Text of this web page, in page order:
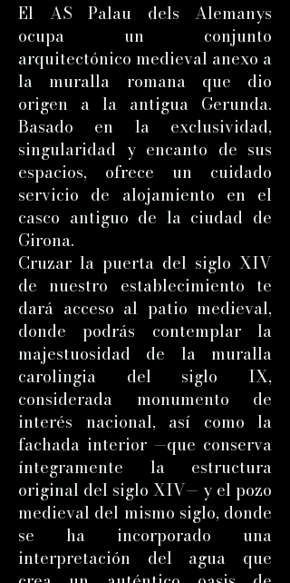
El AS Palau dels Alemanys
ocupa un conjunto
arquitectónico medieval anexo a
la muralla romana que dio
origen a la antigua Gerunda.
Basado en la exclusividad,
singularidad y encanto de sus
espacios, ofrece un cuidado
servicio de alojamiento en el
casco antiguo de la ciudad de
Girona.
Cruzar la puerta del siglo XIV
de nuestro establecimiento te
dará acceso al patio medieval,
donde podrás contemplar la
majestuosidad de la muralla
carolingia del siglo IX,
considerada monumento de
interés nacional, así como la
fachada interior —que conserva
íntegramente la estructura
original del siglo XIV— y el pozo
medieval del mismo siglo, donde
se ha incorporado una
interpretación del agua que